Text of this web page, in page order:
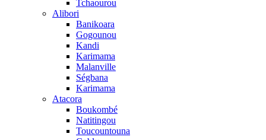
Tchaourou
Alibori
Banikoara
Gogounou
Kandi
Karimama
Malanville
Ségbana
Karimama
Atacora
Boukombé
Natitingou
Toucountouna